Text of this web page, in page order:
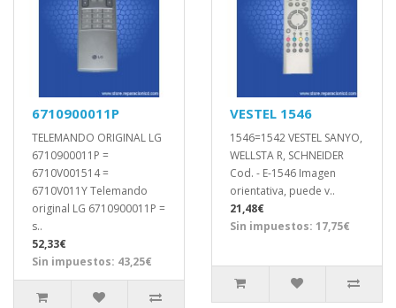
6710900011P
TELEMANDO ORIGINAL LG
6710900011P =
6710V001514 =
6710V011Y Telemando
original LG 6710900011P =
s..
52,33€
Sin impuestos: 43,25€
VESTEL 1546
1546=1542 VESTEL SANYO,
WELLSTA R, SCHNEIDER
Cod. - E-1546 Imagen
orientativa, puede v..
21,48€
Sin impuestos: 17,75€